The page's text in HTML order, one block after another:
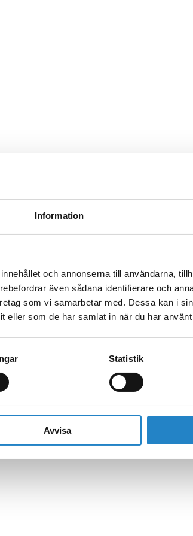
Information
och annonserna till användarna,
även sådana identifierare och
som vi samarbetar med. Dessa kan i
eller som de har samlat in när du har
Statistik
Avvisa